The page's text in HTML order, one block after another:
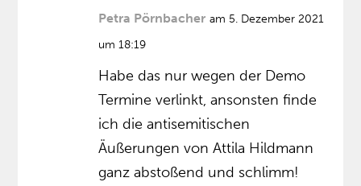
Petra Pörnbacher am 5. Dezember 2021
um 18:19
Habe das nur wegen der Demo
Termine verlinkt, ansonsten finde
ich die antisemitischen
Äußerungen von Attila Hildmann
ganz abstoßend und schlimm!